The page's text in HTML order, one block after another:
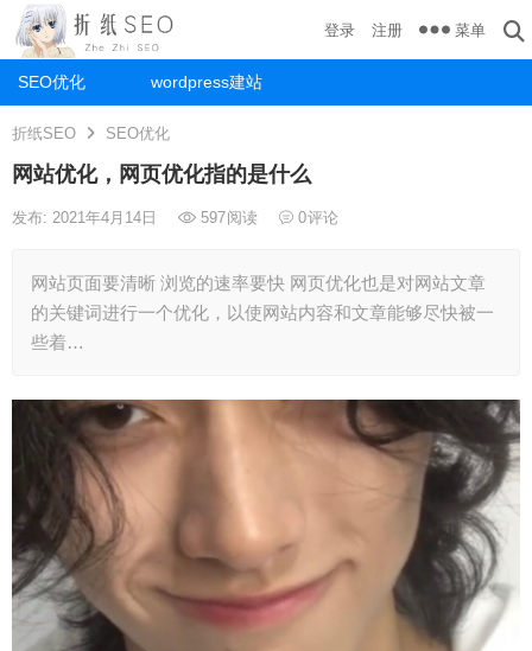
SEO优化 wordpress建站
登录 注册 菜单
折纸SEO SEO优化
网站优化，网页优化指的是什么
发布: 2021年4月14日 597阅读 0评论
网站页面要清晰 浏览的速率要快 网页优化也是对网站文章
的关键词进行一个优化，以使网站内容和文章能够尽快被一
些着…